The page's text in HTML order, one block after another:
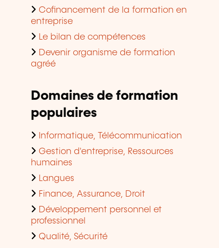
Cofinancement de la formation en
entreprise
Le bilan de compétences
Devenir organisme de formation
agréé
Domaines de formation
populaires
Informatique, Télécommunication
Gestion d'entreprise, Ressources
humaines
Langues
Finance, Assurance, Droit
Développement personnel et
professionnel
Qualité, Sécurité